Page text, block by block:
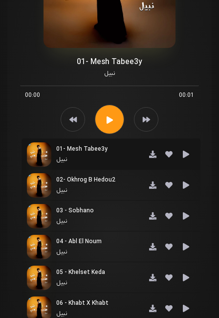
01- Mesh Tabee3y
نبیل
00:00 00:01
01- Mesh Tabee3y
نبیل
02- Okhrog B Hedou2
نبیل
03 - Sobhano
نبیل
04 - Abl El Noum
نبیل
05 - Khelset Keda
نبیل
06 - Khabt X Khabt
نبیل